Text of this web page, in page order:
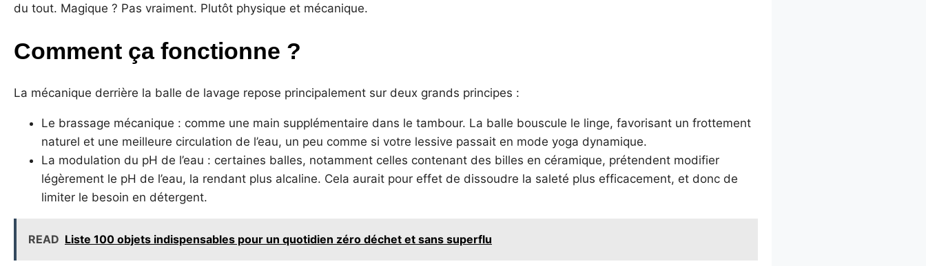
du tout. Magique ? Pas vraiment. Plutôt physique et mécanique.
Comment ça fonctionne ?
La mécanique derrière la balle de lavage repose principalement sur deux grands principes :
Le brassage mécanique : comme une main supplémentaire dans le tambour. La balle bouscule le linge, favorisant un frottement
naturel et une meilleure circulation de l’eau, un peu comme si votre lessive passait en mode yoga dynamique.
La modulation du pH de l’eau : certaines balles, notamment celles contenant des billes en céramique, prétendent modifier
légèrement le pH de l’eau, la rendant plus alcaline. Cela aurait pour effet de dissoudre la saleté plus efficacement, et donc de
limiter le besoin en détergent.
READ Liste 100 objets indispensables pour un quotidien zéro déchet et sans superflu